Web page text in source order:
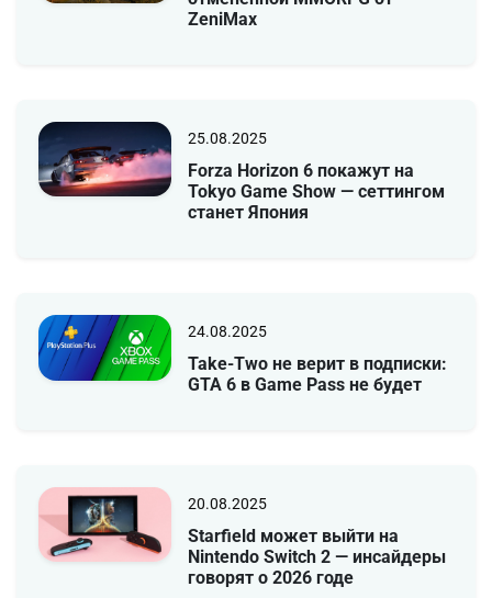
ZeniMax
25.08.2025
Forza Horizon 6 покажут на
Tokyo Game Show — сеттингом
станет Япония
24.08.2025
Take-Two не верит в подписки:
GTA 6 в Game Pass не будет
20.08.2025
Starfield может выйти на
Nintendo Switch 2 — инсайдеры
говорят о 2026 годе